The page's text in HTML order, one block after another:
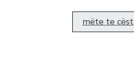
mëte te cëst